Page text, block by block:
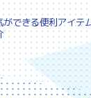
できる便利アイテ